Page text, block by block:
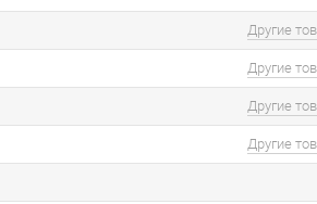
Другие
Другие
Другие
Другие